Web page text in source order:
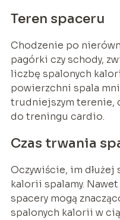
Teren spaceru
Chodzenie po
pagórki czy schody,
liczbę spalonych
powierzchni spala
trudniejszym terenie,
do treningu cardio.
Czas trwania
Oczywiście, im
kalorii spalamy.
spacery mogą
spalonych kalorii w